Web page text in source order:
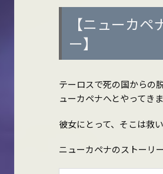
【ニューカ
ー】
テーロスで死の国からの
ューカペナへとやってきま
彼女にとって、そこは救
ニューカペナのストーリ